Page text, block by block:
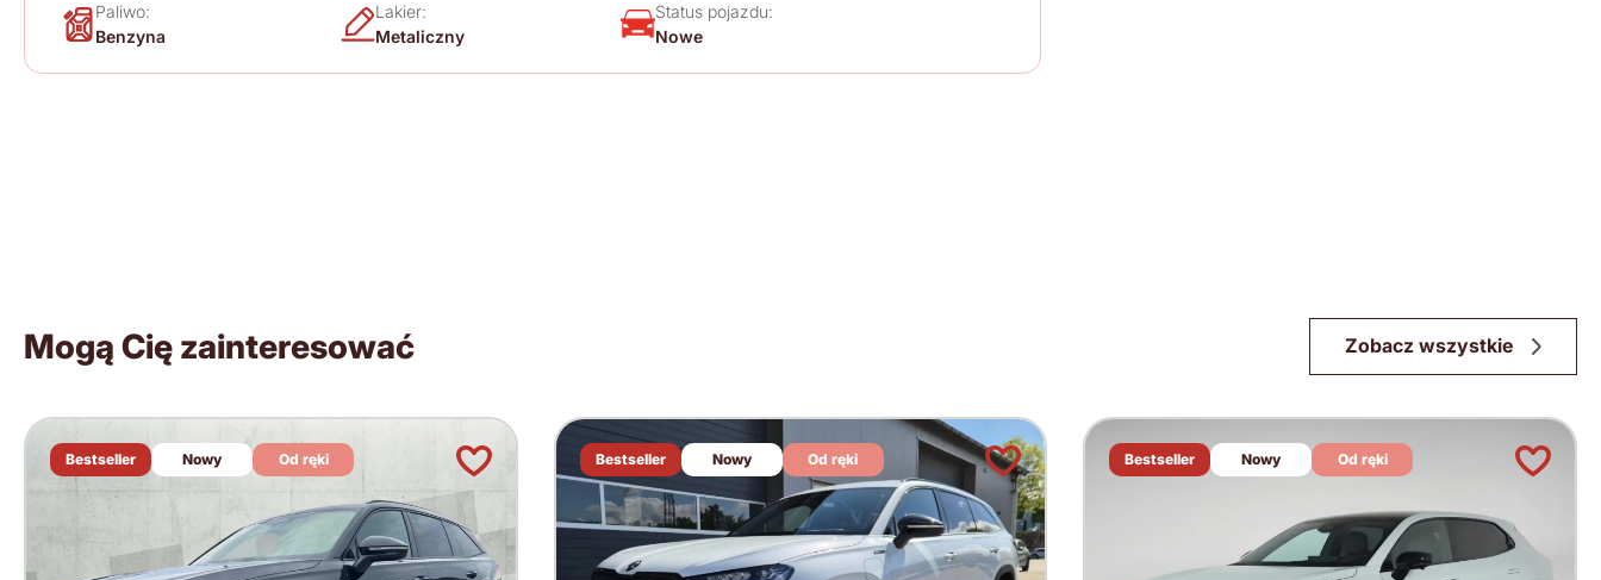
Paliwo:
Benzyna
Lakier:
Metaliczny
Status pojazdu:
Nowe
Mogą Cię zainteresować Zobacz wszystkie
Bestseller Nowy Od ręki Bestseller Nowy Od ręki Bestseller Nowy Od ręki